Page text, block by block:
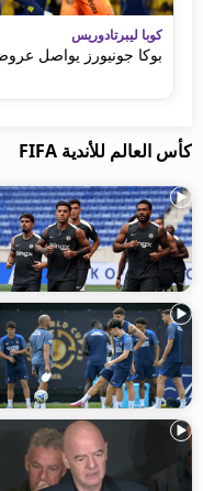
كوبا ليبرتادوريس
بوكا جونيورز يواصل
كأس العالم للأندية FIFA